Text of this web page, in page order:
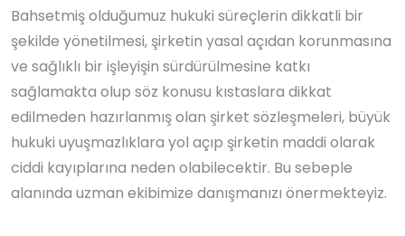
Bahsetmiş olduğumuz hukuki süreçlerin dikkatli bir
şekilde yönetilmesi, şirketin yasal açıdan korunmasına
ve sağlıklı bir işleyişin sürdürülmesine katkı
sağlamakta olup söz konusu kıstaslara dikkat
edilmeden hazırlanmış olan şirket sözleşmeleri, büyük
hukuki uyuşmazlıklara yol açıp şirketin maddi olarak
ciddi kayıplarına neden olabilecektir. Bu sebeple
alanında uzman ekibimize danışmanızı önermekteyiz.